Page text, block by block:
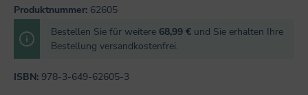
Produktnummer: 62605
Bestellen Sie für weitere 68,99 € und Sie erhalten Ihre
Bestellung versandkostenfrei.
ISBN: 978-3-649-62605-3